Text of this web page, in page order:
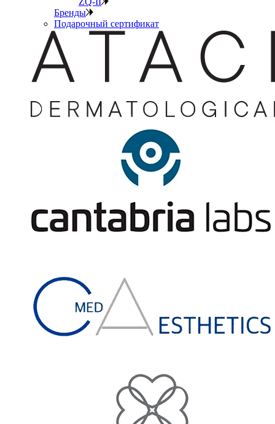
Бренды
Подарочный сертификат